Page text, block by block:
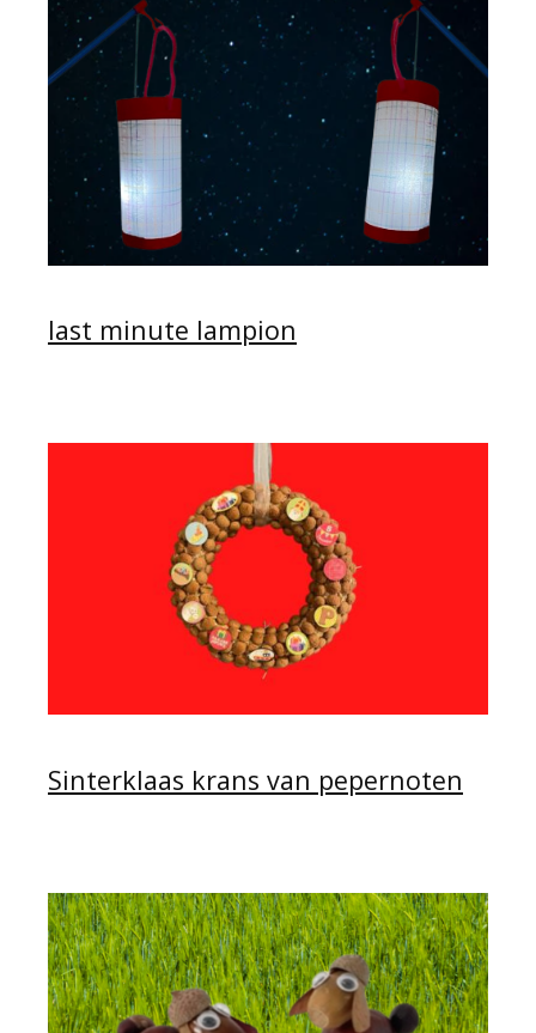
last minute lampion
Sinterklaas krans van pepernoten